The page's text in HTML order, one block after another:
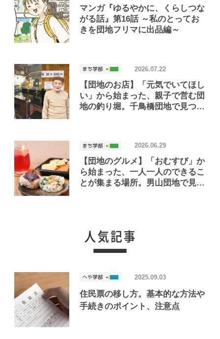
マンガ『ゆるやかに、くらしつな
がる話』第16話 ～私のとってお
きを団地フリマに出品編～
【団地のお店】「元気でいてほし
い」から始まった、親子で営む団
地の釣り堀。千鳥橋団地で見つけ
2026.07.22
【団地のグルメ】「おむすび」か
ら始まった、一人一人のできるこ
とが集まる場所。男山団地で見つ
2026.06.29
住民票の移し方。基本的な方法や
手続きのポイント、注意点
2025.09.03